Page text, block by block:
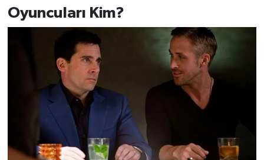
Oyuncuları Kim?